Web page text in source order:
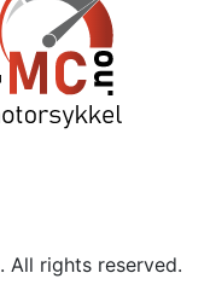
rights reserved.